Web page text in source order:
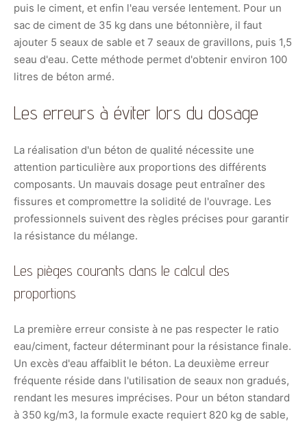
puis le ciment, et enfin l'eau versée lentement. Pour un
sac de ciment de 35 kg dans une bétonnière, il faut
ajouter 5 seaux de sable et 7 seaux de gravillons, puis 1,5
seau d'eau. Cette méthode permet d'obtenir environ 100
litres de béton armé.
Les erreurs à éviter lors du dosage
La réalisation d'un béton de qualité nécessite une
attention particulière aux proportions des différents
composants. Un mauvais dosage peut entraîner des
fissures et compromettre la solidité de l'ouvrage. Les
professionnels suivent des règles précises pour garantir
la résistance du mélange.
Les pièges courants dans le calcul des
proportions
La première erreur consiste à ne pas respecter le ratio
eau/ciment, facteur déterminant pour la résistance finale.
Un excès d'eau affaiblit le béton. La deuxième erreur
fréquente réside dans l'utilisation de seaux non gradués,
rendant les mesures imprécises. Pour un béton standard
à 350 kg/m3, la formule exacte requiert 820 kg de sable,